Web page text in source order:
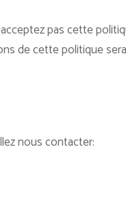
pas cette
de cette politique
nous contacter: